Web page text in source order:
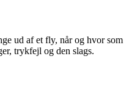
ud af et fly, når og hvor som
trykfejl og den slags.